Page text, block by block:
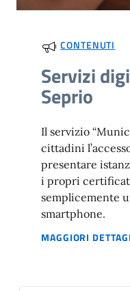
CONTENUTI
Servizi
Seprio
Il servizio
cittadini
presentare
i propri
semplicemente
smartphone.
MAGGIORI